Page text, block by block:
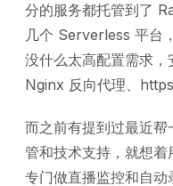
分的服务都托管到了
几个 Serverless 平台
没什么太高配置需求
Nginx 反向代理、https
而之前有提到过最近
管和技术支持，就想
专门做直播监控和自